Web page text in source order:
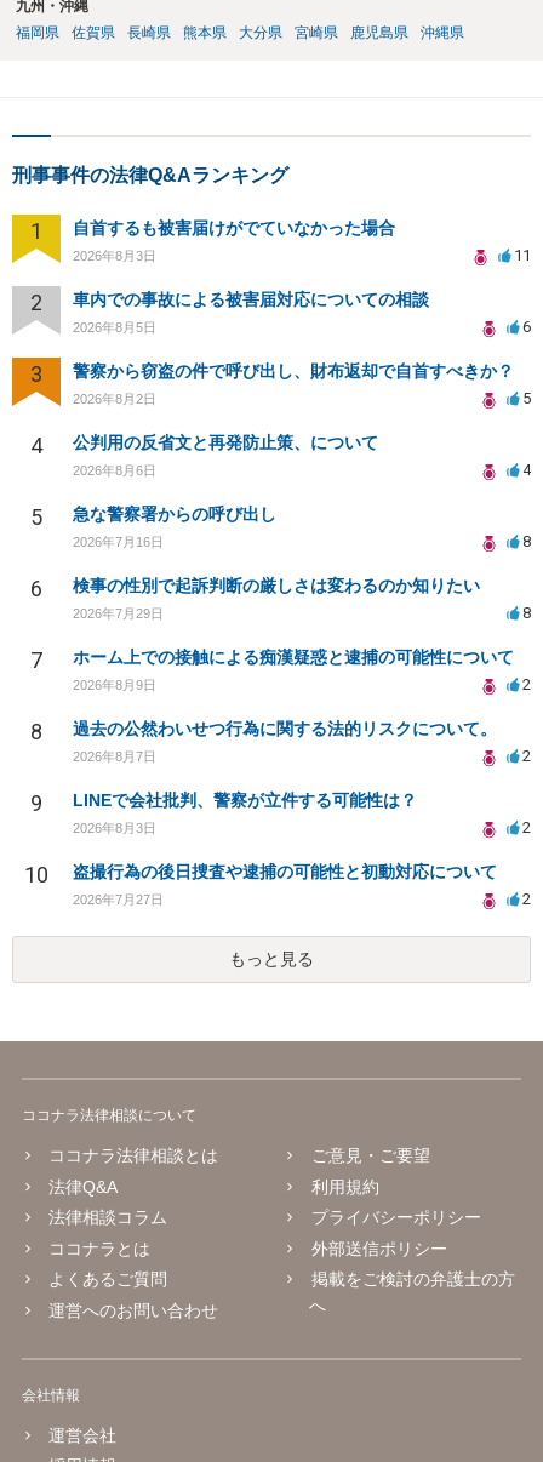
九州・沖縄
福岡県
佐賀県 長崎県 熊本県 大分県 宮崎県 鹿児島県 沖縄県
刑事事件の法律Q&Aランキング
1 自首するも被害届けがでていなかった場合
2026年8月3日 11
2 車内での事故による被害届対応についての相談
2026年8月5日 6
3 警察から窃盗の件で呼び出し、財布返却で自首すべきか？
2026年8月2日 5
4 公判用の反省文と再発防止策、について
2026年8月6日 4
5 急な警察署からの呼び出し
2026年7月16日 8
6 検事の性別で起訴判断の厳しさは変わるのか知りたい
2026年7月29日 8
7 ホーム上での接触による痴漢疑惑と逮捕の可能性について
2026年8月9日 2
8 過去の公然わいせつ行為に関する法的リスクについて。
2026年8月7日 2
9 LINEで会社批判、警察が立件する可能性は？
2026年8月3日 2
10 盗撮行為の後日捜査や逮捕の可能性と初動対応について
2026年7月27日 2
もっと見る
ココナラ法律相談について
ココナラ法律相談とは
法律Q&A
法律相談コラム
ココナラとは
よくあるご質問
運営へのお問い合わせ
ご意見・ご要望
利用規約
プライバシーポリシー
外部送信ポリシー
掲載をご検討の弁護士の方
へ
会社情報
運営会社